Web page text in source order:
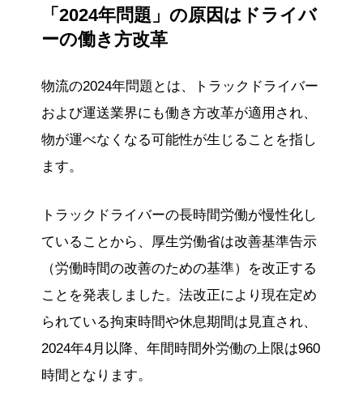
「2024年問題」の原因はドライバ
ーの働き方改革
物流の2024年問題とは、トラックドライバー
および運送業界にも働き方改革が適用され、
物が運べなくなる可能性が生じることを指し
ます。
トラックドライバーの長時間労働が慢性化し
ていることから、厚生労働省は改善基準告示
（労働時間の改善のための基準）を改正する
ことを発表しました。法改正により現在定め
られている拘束時間や休息期間は見直され、
2024年4月以降、年間時間外労働の上限は960
時間となります。